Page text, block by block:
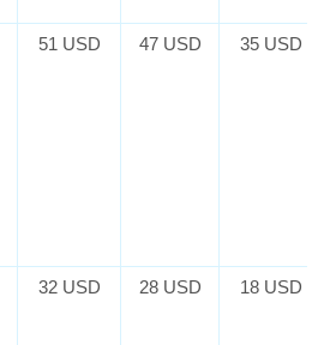
51 USD 47 USD 35 USD
32 USD 28 USD 18 USD